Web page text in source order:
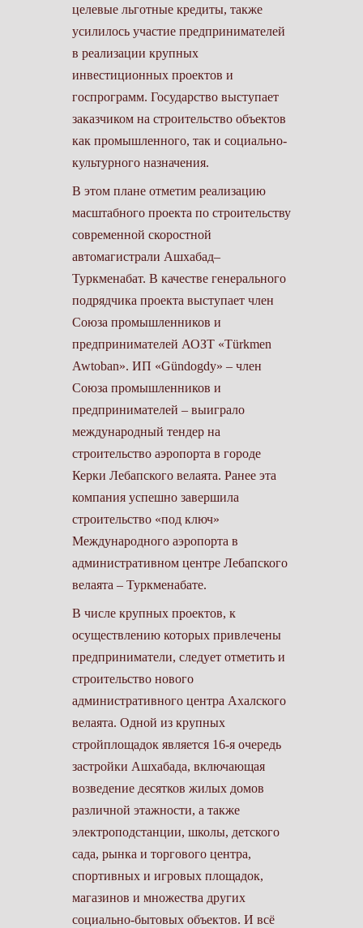
целевые льготные кредиты, также
усилилось участие предпринимателей
в реализации крупных
инвестиционных проектов и
госпрограмм. Государство выступает
заказчиком на строительство объектов
как промышленного, так и социально-
культурного назначения.
В этом плане отметим реализацию
масштабного проекта по строительству
современной скоростной
автомагистрали Ашхабад–
Туркменабат. В качестве генерального
подрядчика проекта выступает член
Союза промышленников и
предпринимателей АОЗТ «Türkmen
Awtoban». ИП «Gündogdy» – член
Союза промышленников и
предпринимателей – выиграло
международный тендер на
строительство аэропорта в городе
Керки Лебапского велаята. Ранее эта
компания успешно завершила
строительство «под ключ»
Международного аэропорта в
административном центре Лебапского
велаята – Туркменабате.
В числе крупных проектов, к
осуществлению которых привлечены
предприниматели, следует отметить и
строительство нового
административного центра Ахалского
велаята. Одной из крупных
стройплощадок является 16-я очередь
застройки Ашхабада, включающая
возведение десятков жилых домов
различной этажности, а также
электроподстанции, школы, детского
сада, рынка и торгового центра,
спортивных и игровых площадок,
магазинов и множества других
социально-бытовых объектов. И всё